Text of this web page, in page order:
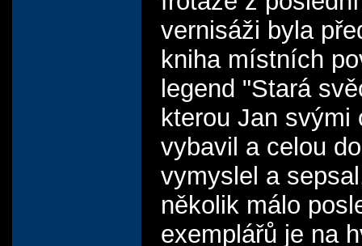
vernisáži byla
kniha místních
legend "Stará
kterou Jan svými
vybavil a celou
vymyslel a
několik málo
exemplářů je na